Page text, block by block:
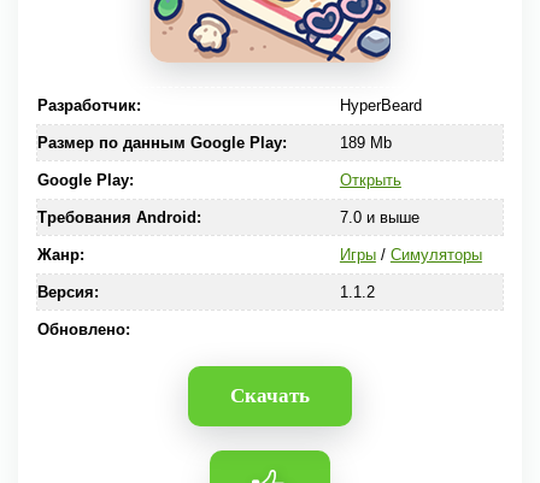
Разработчик: HyperBeard
Размер по данным Google Play: 189 Mb
Google Play: Открыть
Требования Android: 7.0 и выше
Жанр: Игры/ Симуляторы
Версия: 1.1.2
Обновлено:
Скачать